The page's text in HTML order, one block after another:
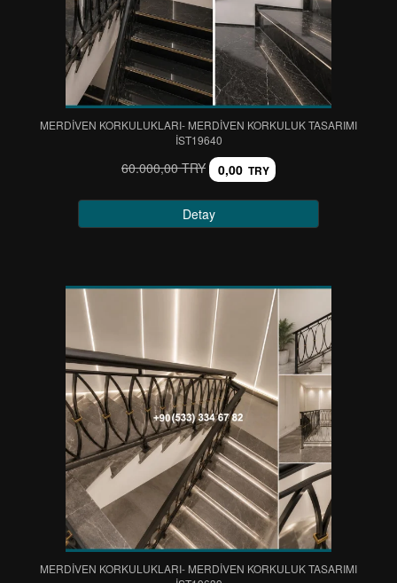
MERDİVEN KORKULUKLARI- MERDİVEN KORKULUK TASARIMI
IST19640
60.000,00 TRY 0,00 TRY
Detay
MERDİVEN KORKULUKLARI- MERDİVEN KORKULUK TASARIMI